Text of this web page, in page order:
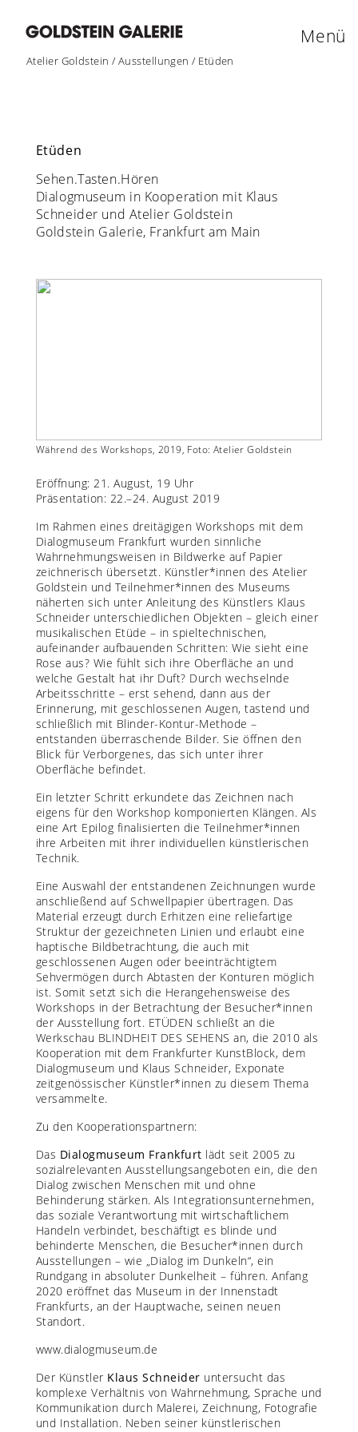
Atelier Goldstein /Ausstellungen / Etüden
Menü
Etüden
Sehen.Tasten.Hören
Dialogmuseum in Kooperation mit Klaus
Schneider und Atelier Goldstein
Goldstein Galerie, Frankfurt am Main
Während des Workshops, 2019, Foto: Atelier Goldstein
Eröffnung: 21. August, 19 Uhr
Präsentation: 22.–24. August 2019
Im Rahmen eines dreitägigen Workshops mit dem
Dialogmuseum Frankfurt wurden sinnliche
Wahrnehmungsweisen in Bildwerke auf Papier
zeichnerisch übersetzt. Künstler*innen des Atelier
Goldstein und Teilnehmer*innen des Museums
näherten sich unter Anleitung des Künstlers Klaus
Schneider unterschiedlichen Objekten – gleich einer
musikalischen Etüde – in spieltechnischen,
aufeinander aufbauenden Schritten: Wie sieht eine
Rose aus? Wie fühlt sich ihre Oberfläche an und
welche Gestalt hat ihr Duft? Durch wechselnde
Arbeitsschritte – erst sehend, dann aus der
Erinnerung, mit geschlossenen Augen, tastend und
schließlich mit Blinder-Kontur-Methode –
entstanden überraschende Bilder. Sie öffnen den
Blick für Verborgenes, das sich unter ihrer
Oberfläche befindet.
Ein letzter Schritt erkundete das Zeichnen nach
eigens für den Workshop komponierten Klängen. Als
eine Art Epilog finalisierten die Teilnehmer*innen
ihre Arbeiten mit ihrer individuellen künstlerischen
Technik.
Eine Auswahl der entstandenen Zeichnungen wurde
anschließend auf Schwellpapier übertragen. Das
Material erzeugt durch Erhitzen eine reliefartige
Struktur der gezeichneten Linien und erlaubt eine
haptische Bildbetrachtung, die auch mit
geschlossenen Augen oder beeinträchtigtem
Sehvermögen durch Abtasten der Konturen möglich
ist. Somit setzt sich die Herangehensweise des
Workshops in der Betrachtung der Besucher*innen
der Ausstellung fort. ETÜDEN schließt an die
Werkschau BLINDHEIT DES SEHENS an, die 2010 als
Kooperation mit dem Frankfurter KunstBlock, dem
Dialogmuseum und Klaus Schneider, Exponate
zeitgenössischer Künstler*innen zu diesem Thema
versammelte.
Zu den Kooperationspartnern:
Das Dialogmuseum Frankfurt lädt seit 2005 zu
sozialrelevanten Ausstellungsangeboten ein, die den
Dialog zwischen Menschen mit und ohne
Behinderung stärken. Als Integrationsunternehmen,
das soziale Verantwortung mit wirtschaftlichem
Handeln verbindet, beschäftigt es blinde und
behinderte Menschen, die Besucher*innen durch
Ausstellungen – wie „Dialog im Dunkeln“, ein
Rundgang in absoluter Dunkelheit – führen. Anfang
2020 eröffnet das Museum in der Innenstadt
Frankfurts, an der Hauptwache, seinen neuen
Standort.
www.dialogmuseum.de
Der Künstler Klaus Schneider untersucht das
komplexe Verhältnis von Wahrnehmung, Sprache und
Kommunikation durch Malerei, Zeichnung, Fotografie
und Installation. Neben seiner künstlerischen